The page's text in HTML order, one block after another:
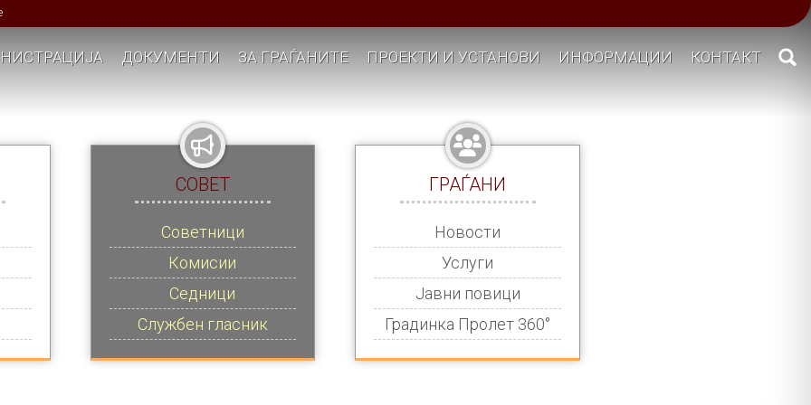
ДОКУМЕНТИ ЗА ГРАЃАНИТЕ ПРОЕКТИ И УСТАНОВИ ИНФОРМАЦИИ КОНТАКТ
СОВЕТ
Советници
Комисии
Седници
Службен гласник
ГРАЃАНИ
Новости
Услуги
Јавни повици
Градинка Пролет 360°